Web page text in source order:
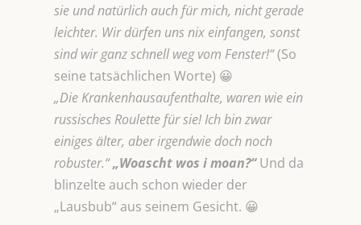
sie und natürlich auch für mich, nicht gerade
leichter. Wir dürfen uns nix einfangen, sonst
sind wir ganz schnell weg vom Fenster!“(So
seine tatsächlichen Worte) 😀
„Die Krankenhausaufenthalte, waren wie ein
russisches Roulette für sie! Ich bin zwar
einiges älter, aber irgendwie doch noch
robuster.“„Woascht wos i moan?“Und da
blinzelte auch schon wieder der
„Lausbub“ aus seinem Gesicht. 😀